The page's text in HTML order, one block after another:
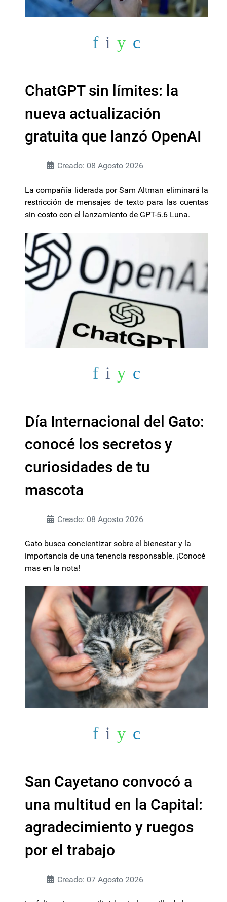
ChatGPT sin límites: la
nueva actualización
gratuita que lanzó OpenAI
Creado: 08 Agosto 2026
La compañía liderada por Sam Altman eliminará la
restricción de mensajes de texto para las cuentas
sin costo con el lanzamiento de GPT-5.6 Luna.
Día Internacional del Gato:
conocé los secretos y
curiosidades de tu
mascota
Creado: 08 Agosto 2026
Gato busca concientizar sobre el bienestar y la
importancia de una tenencia responsable. ¡Conocé
mas en la nota!
San Cayetano convocó a
una multitud en la Capital:
agradecimiento y ruegos
por el trabajo
Creado: 07 Agosto 2026